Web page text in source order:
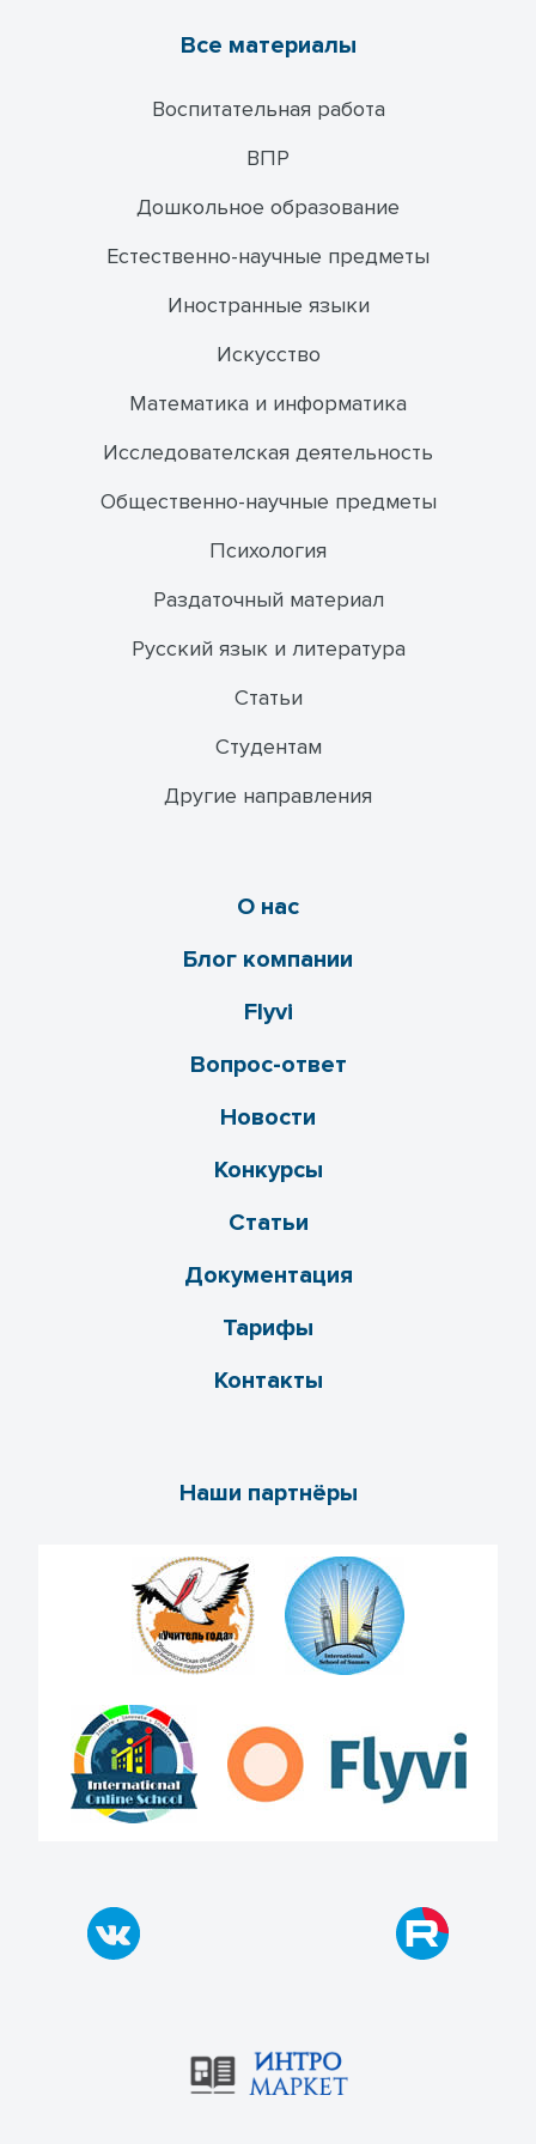
Все материалы
Воспитательная работа
ВПР
Дошкольное образование
Естественно-научные предметы
Иностранные языки
Искусство
Математика и информатика
Исследователская деятельность
Общественно-научные предметы
Психология
Раздаточный материал
Русский язык и литература
Статьи
Студентам
Другие направления
О нас
Блог компании
Flyvi
Вопрос-ответ
Новости
Конкурсы
Статьи
Документация
Тарифы
Контакты
Наши партнёры